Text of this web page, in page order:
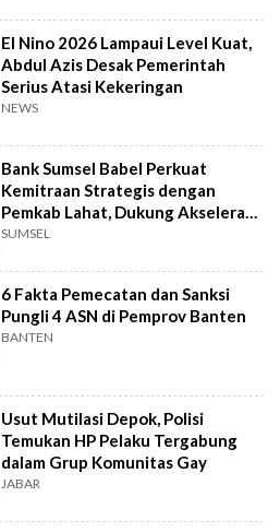
El Nino 2026 Lampaui Level Kuat,
Abdul Azis Desak Pemerintah
Serius Atasi Kekeringan
NEWS
Bank Sumsel Babel Perkuat
Kemitraan Strategis dengan
Pemkab Lahat, Dukung Akselerasi
Ekonomi Daerah
SUMSEL
6 Fakta Pemecatan dan Sanksi
Pungli 4 ASN di Pemprov Banten
BANTEN
Usut Mutilasi Depok, Polisi
Temukan HP Pelaku Tergabung
dalam Grup Komunitas Gay
JABAR